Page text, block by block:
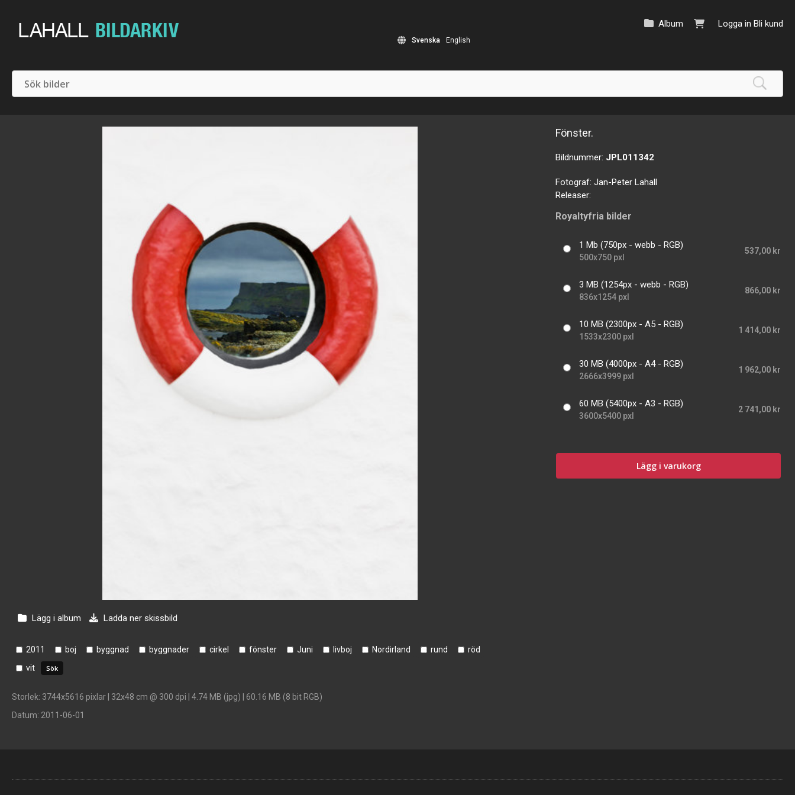
Logga in Bli kund
Album
Svenska English
Lägg i album Ladda ner skissbild
2011 boj byggnad byggnader cirkel fönster Juni livboj Nordirland rund
röd
vit
Storlek: 3744x5616 pixlar | 32x48 cm @ 300 dpi | 4.74 MB (jpg) | 60.16 MB (8 bit RGB)
Datum: 2011-06-01
Fönster.
Bildnummer: JPL011342
Fotograf:Jan-Peter Lahall
Releaser:
Royaltyfria bilder
1 Mb (750px - webb - RGB)
500x750 pxl
537,00 kr
3 MB (1254px - webb - RGB)
836x1254 pxl
866,00 kr
10 MB (2300px - A5 - RGB)
1533x2300 pxl
1 414,00 kr
30 MB (4000px - A4 - RGB)
2666x3999 pxl
1 962,00 kr
60 MB (5400px - A3 - RGB)
3600x5400 pxl
2 741,00 kr
Lägg i varukorg